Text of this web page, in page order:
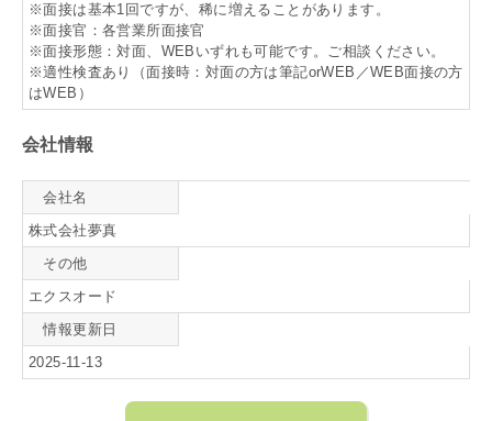
※面接は基本1回ですが、稀に増えることがあります。
※面接官：各営業所面接官
※面接形態：対面、WEBいずれも可能です。ご相談ください。
※適性検査あり（面接時：対面の方は筆記orWEB／WEB面接の方
はWEB）
会社情報
会社名
株式会社夢真
その他
エクスオード
情報更新日
2025-11-13